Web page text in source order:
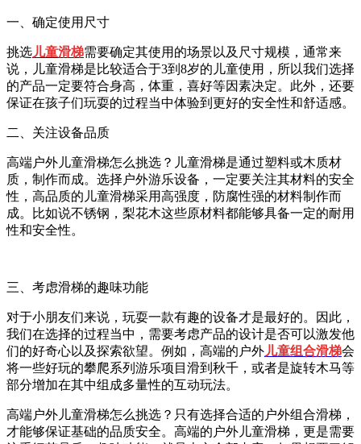
一、确定使用尺寸
挑选儿童滑梯需要确定其使用的场景以及尺寸规模，通常来
说，儿童滑梯是比较适合于3到 8岁的儿童使用，所以我们选择
的产品一定要符合身高，体重，喜好等因素决定。此外，还要
保证在孩子们玩耍的过程当中体验到更好的安全性和舒适感。
二、关注设备品质
高端户外儿童滑梯怎么挑选？儿童滑梯是通过塑料或木质材
质，制作而成。选择户外游乐设备，一定要关注其材料的安全
性，高品质的儿童滑梯采用高强度，防腐性强的材料制作而
成。比如说不锈钢，梨花木这些原材料都能够具备一定的耐用
性和安全性。
三、考虑滑梯的趣味功能
对于小朋友们来说，玩耍一款有趣的设备才是最好的。因此，
我们在选择的过程当中，需要考虑产品的设计是否可以激发他
们的好奇心以及探索欲望。例如，高端的户外儿童组合滑梯会
将一些好玩的攀爬系列游乐项目滑到秋千，或者是旋转木马等
部分增加在其中组成多量性的互动玩法。
高端户外儿童滑梯怎么挑选？只有选择合适的户外组合滑梯，
才能够保证基础的品质安全。高端的户外儿童滑梯，更是需要